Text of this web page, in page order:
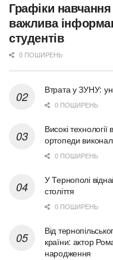
Графіки
важлива
студентів
0 ПОШИРЕНЬ
Втрата у ЗУНУ:
0 ПОШИРЕНЬ
Високі
ортопеди
0 ПОШИРЕНЬ
У Тернополі
століття
0 ПОШИРЕНЬ
Від
країни: актор
народження